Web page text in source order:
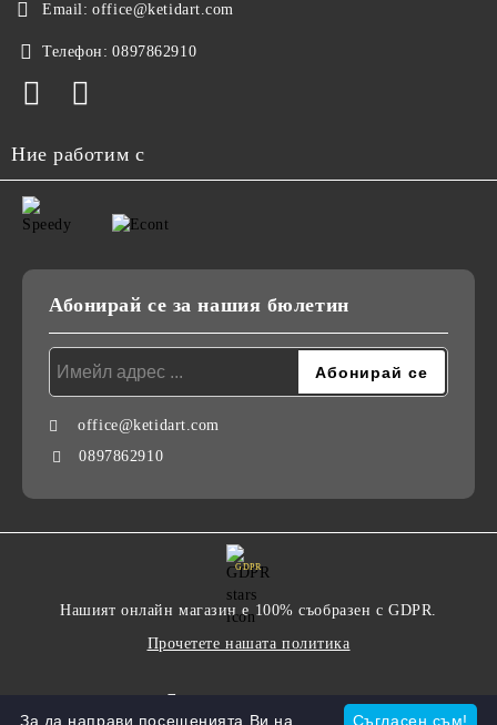
Email: office@ketidart.com
Телефон: 0897862910
Ние работим с
Абонирай се за нашия бюлетин
office@ketidart.com
0897862910
GDPR
Нашият онлайн магазин е 100% съобразен с GDPR.
Прочетете нашата политика
Съгласен съм!
За да направи посещенията Ви на